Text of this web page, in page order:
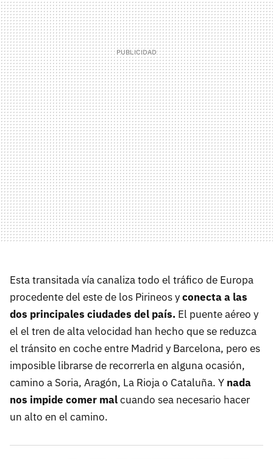
Esta transitada vía canaliza todo el tráfico de Europa
procedente del este de los Pirineos yconecta a las
dos principales ciudades del país. El puente aéreo y
el el tren de alta velocidad han hecho que se reduzca
el tránsito en coche entre Madrid y Barcelona, pero es
imposible librarse de recorrerla en alguna ocasión,
camino a Soria, Aragón, La Rioja o Cataluña. Y nada
nos impide comer malcuando sea necesario hacer
un alto en el camino.